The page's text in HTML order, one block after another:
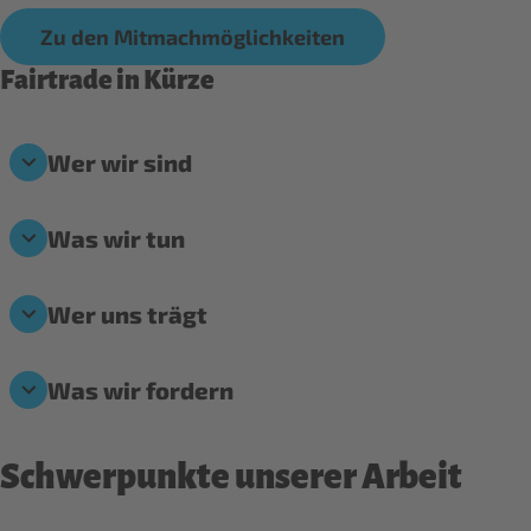
Zu den Mitmachmöglichkeiten
Fairtrade in Kürze
Wer wir sind
Was wir tun
Wer uns trägt
Was wir fordern
Schwerpunkte unserer Arbeit